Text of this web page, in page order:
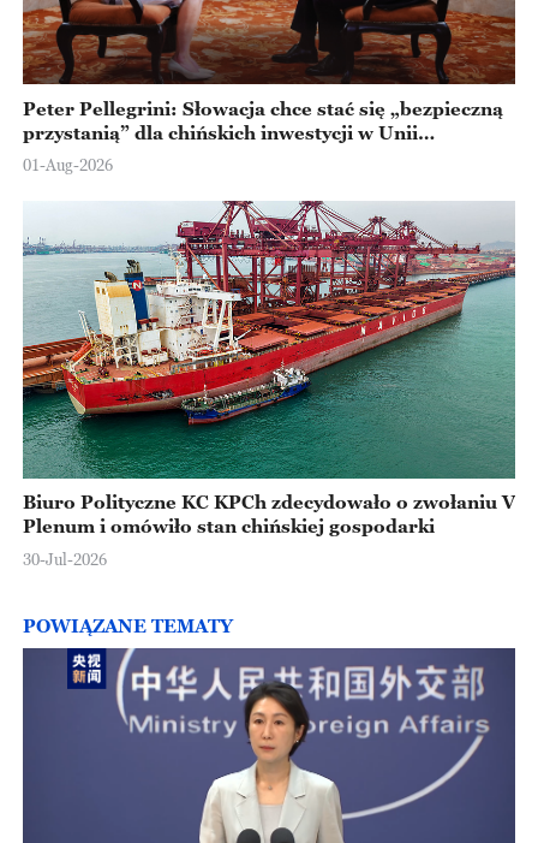
Peter Pellegrini: Słowacja chce stać się „bezpieczną
przystanią” dla chińskich inwestycji w Unii
Europejskiej
01-Aug-2026
Biuro Polityczne KC KPCh zdecydowało o zwołaniu V
Plenum i omówiło stan chińskiej gospodarki
30-Jul-2026
POWIĄZANE TEMATY